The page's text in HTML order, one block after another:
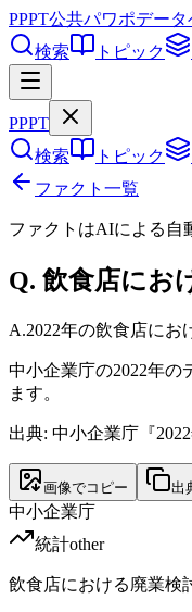
PPPT公共パワポデータ
検索
トピック
PPPT
検索
トピック
ファクト一覧
ファクトはAIによる自
Q. 飲食店にお
A.2022年の飲食店にお
中小企業庁の2022年の
ます。
出典: 中小企業庁『
画像でコピー 出
中小企業庁
統計other
飲食店における廃業検